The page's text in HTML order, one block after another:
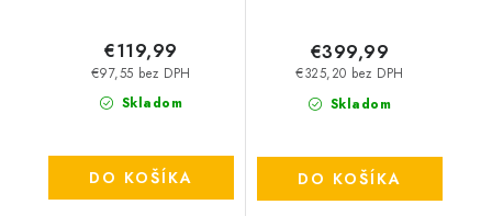
Skladom
€97,55 bez DPH
€119,99
DO KOŠÍKA
Skladom
€325,20 bez DPH
€399,99
DO KOŠÍKA